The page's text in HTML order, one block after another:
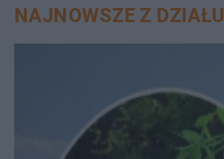
NAJNOWSZE Z